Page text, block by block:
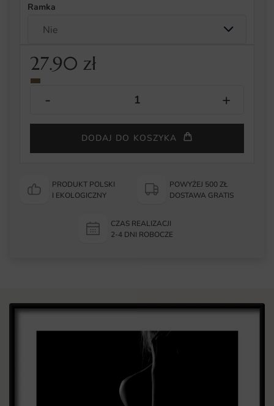
Ramka
27.90 zł
DODAJ DO KOSZYKA
PRODUKT POLSKI
I EKOLOGICZNY
POWYŻEJ 500 ZŁ
DOSTAWA GRATIS
CZAS REALIZACJI
2-4 DNI ROBOCZE